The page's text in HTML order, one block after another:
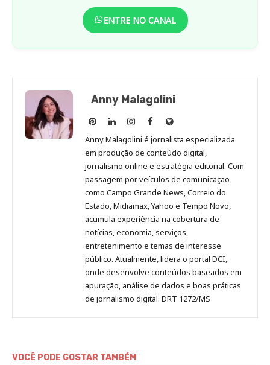
ENTRE NO CANAL
Anny Malagolini
Anny
Malagolini
no
Pinterest
Anny
Malagolini
no
LinkedIn
Anny
Malagolini
no
Instagram
Anny
Malagolini
no
Facebook
Site
de
Anny
Malagolini
Anny Malagolini é jornalista especializada
em produção de conteúdo digital,
jornalismo online e estratégia editorial. Com
passagem por veículos de comunicação
como Campo Grande News, Correio do
Estado, Midiamax, Yahoo e Tempo Novo,
acumula experiência na cobertura de
notícias, economia, serviços,
entretenimento e temas de interesse
público. Atualmente, lidera o portal DCI,
onde desenvolve conteúdos baseados em
apuração, análise de dados e boas práticas
de jornalismo digital. DRT 1272/MS
VOCÊ PODE GOSTAR TAMBÉM